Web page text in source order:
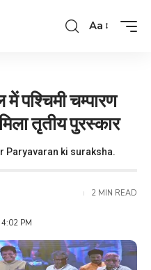
Aa
पश्चिमी चम्पारण
तृतीय पुरस्कार
Paryavaran ki suraksha.
PM
2 MIN READ